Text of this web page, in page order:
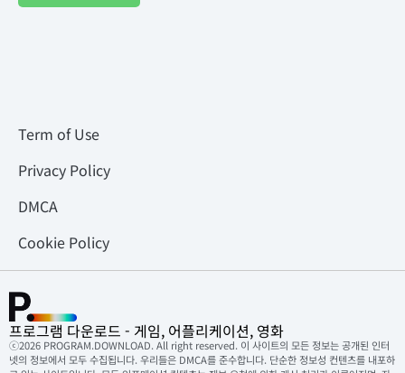
Term of Use
Privacy Policy
DMCA
Cookie Policy
프로그램 다운로드 - 게임, 어플리케이션, 영화
ⓒ2026 PROGRAM.DOWNLOAD. All right reserved. 이 사이트의 모든 정보는 공개된 인터
넷의 정보에서 모두 수집됩니다. 우리들은 DMCA를 준수합니다. 단순한 정보성 컨텐츠를 내포하